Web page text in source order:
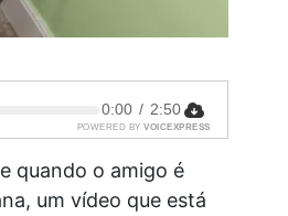
0:00 / 2:50
POWERED BY VOICEXPRESS
quando o amigo é
um vídeo que está